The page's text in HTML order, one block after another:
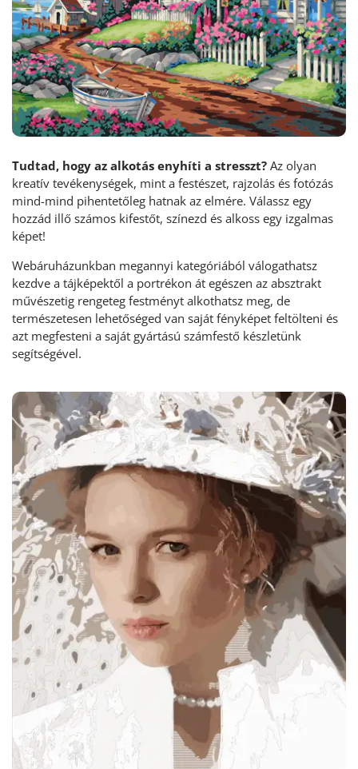
Tudtad, hogy az alkotás enyhíti a stresszt? Az olyan
kreatív tevékenységek, mint a festészet, rajzolás és fotózás
mind-mind pihentetőleg hatnak az elmére. Válassz egy
hozzád illő számos kifestőt, színezd és alkoss egy izgalmas
képet!
Webáruházunkban megannyi kategóriából válogathatsz
kezdve a tájképektől a portrékon át egészen az absztrakt
művészetig rengeteg festményt alkothatsz meg, de
természetesen lehetőséged van saját fényképet feltölteni és
azt megfesteni a saját gyártású számfestő készletünk
segítségével.